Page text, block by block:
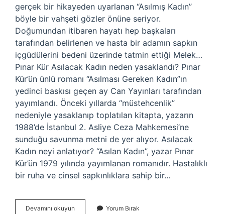
gerçek bir hikayeden uyarlanan “Asılmış Kadın”
böyle bir vahşeti gözler önüne seriyor.
Doğumundan itibaren hayatı hep başkaları
tarafından belirlenen ve hasta bir adamın sapkın
içgüdülerini bedeni üzerinde tatmin ettiği Melek…
Pınar Kür Asılacak Kadın neden yasaklandı? Pınar
Kür’ün ünlü romanı “Asılması Gereken Kadın”ın
yedinci baskısı geçen ay Can Yayınları tarafından
yayımlandı. Önceki yıllarda “müstehcenlik”
nedeniyle yasaklanıp toplatılan kitapta, yazarın
1988’de İstanbul 2. Asliye Ceza Mahkemesi’ne
sunduğu savunma metni de yer alıyor. Asılacak
Kadın neyi anlatıyor? “Asılan Kadın”, yazar Pınar
Kür’ün 1979 yılında yayımlanan romanıdır. Hastalıklı
bir ruha ve cinsel sapkınlıklara sahip bir…
Devamını okuyun Yorum Bırak